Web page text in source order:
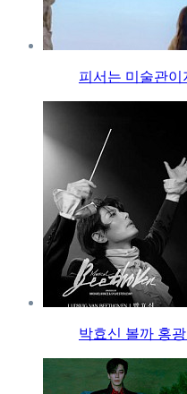
피서는 미술관
박효신 볼까 홍